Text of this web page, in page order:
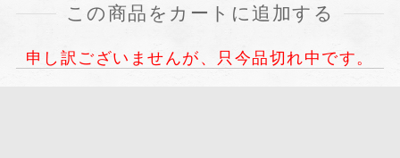
この商品をカートに追加する
申し訳ございませんが、只今品切れ中です。